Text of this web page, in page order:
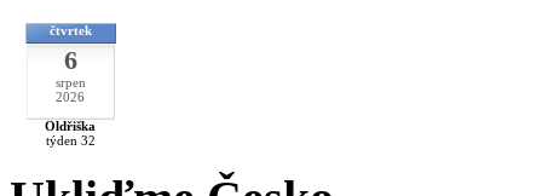
čtvrtek
6
srpen
2026
Oldřiška
týden 32